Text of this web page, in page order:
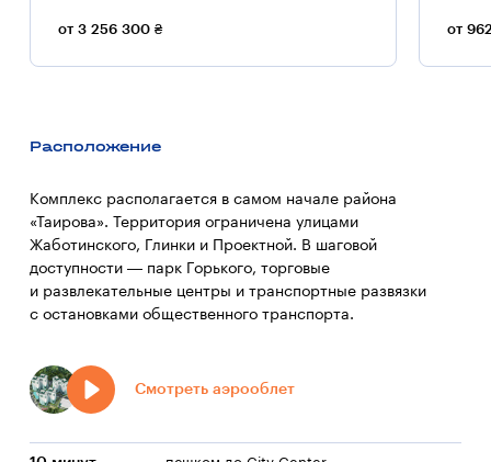
от 3 256 300 ₴ от
Расположение
Комплекс располагается в самом начале района
«Таирова». Территория ограничена улицами
Жаботинского, Глинки и Проектной. В шаговой
доступности — парк Горького, торговые
и развлекательные центры и транспортные развязки
с остановками общественного транспорта.
Смотреть аэрооблет